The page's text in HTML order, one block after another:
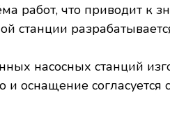
работ, что приводит
станции
насосных станций
и оснащение